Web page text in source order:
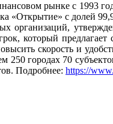
рынке с 1993
с долей
организаций,
который
скорость и
городах 70
Подробнее: https://